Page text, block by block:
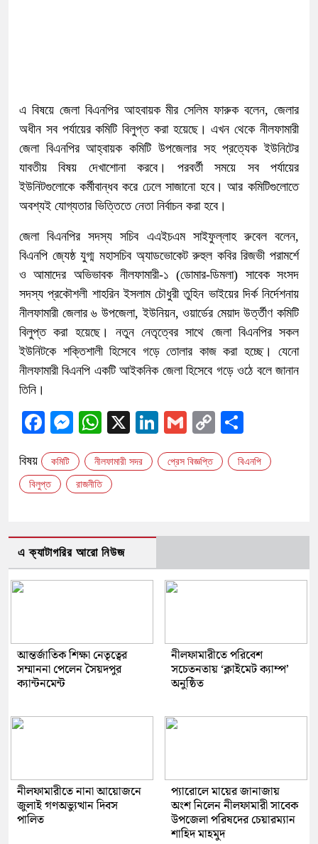
এ বিষয়ে জেলা বিএনপির আহবায়ক মীর সেলিম ফারুক বলেন, জেলার
অধীন সব পর্যায়ের কমিটি বিলুপ্ত করা হয়েছে। এখন থেকে নীলফামারী
জেলা বিএনপির আহ্বায়ক কমিটি উপজেলার সহ প্রত্যেক ইউনিটের
যাবতীয় বিষয় দেখাশোনা করবে। পরবর্তী সময়ে সব পর্যায়ের
ইউনিটগুলোকে কর্মীবান্ধব করে ঢেলে সাজানো হবে। আর কমিটিগুলোতে
অবশ্যই যোগ্যতার ভিত্তিতে নেতা নির্বাচন করা হবে।
জেলা বিএনপির সদস্য সচিব এএইচএম সাইফুল্লাহ রুবেল বলেন,
বিএনপি জ্যেষ্ঠ যুগ্ম মহাসচিব অ্যাডভোকেট রুহুল কবির রিজভী পরামর্শে
ও আমাদের অভিভাবক নীলফামারী-১ (ডোমার-ডিমলা) সাবেক সংসদ
সদস্য প্রকৌশলী শাহরিন ইসলাম চৌধুরী তুহিন ভাইয়ের দির্ক নির্দেশনায়
নীলফামারী জেলার ৬ উপজেলা, ইউনিয়ন, ওয়ার্ডের মেয়াদ উর্ত্তীণ কমিটি
বিলুপ্ত করা হয়েছে। নতুন নেতৃত্বের সাথে জেলা বিএনপির সকল
ইউনিটকে শক্তিশালী হিসেবে গড়ে তোলার কাজ করা হচ্ছে। যেনো
নীলফামারী বিএনপি একটি আইকনিক জেলা হিসেবে গড়ে ওঠে বলে জানান
তিনি।
Facebook
Messenger
WhatsApp
X LinkedIn
GmailCopy
বিষয় কমিটি নীলফামারী সদর প্রেস বিজ্ঞপ্তি বিএনপি
বিলুপ্ত রাজনীতি
এ ক্যাটাগরির আরো নিউজ
আন্তর্জাতিক শিক্ষা নেতৃত্বের
সম্মাননা পেলেন সৈয়দপুর
ক্যান্টনমেন্ট
নীলফামারীতে পরিবেশ
সচেতনতায় ‘ক্লাইমেট ক্যাম্প’
অনুষ্ঠিত
নীলফামারীতে নানা আয়োজনে
জুলাই গণঅভ্যুত্থান দিবস
পালিত
প্যারোলে মায়ের জানাজায়
অংশ নিলেন নীলফামারী সাবেক
উপজেলা পরিষদের চেয়ারম্যান
শাহিদ মাহমুদ